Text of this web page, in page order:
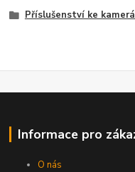
Příslušenství ke
Informace pro
O nás